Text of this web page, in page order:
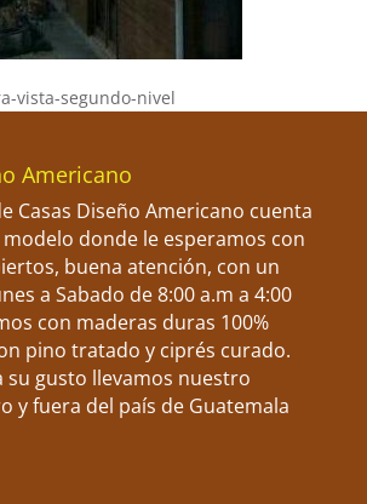
vista-segundo-nivel
Americano
Casas Diseño Americano cuenta
modelo donde le esperamos con
buena atención, con un
a Sabado de 8:00 a.m a 4:00
con maderas duras 100%
pino tratado y ciprés curado.
su gusto llevamos nuestro
y fuera del país de Guatemala